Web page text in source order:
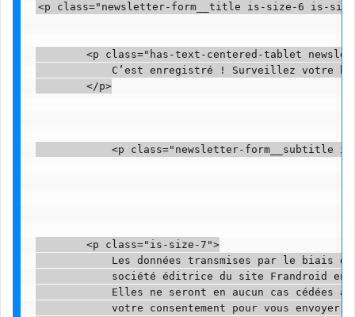
<p class="newsletter-form__title is-size-6 is-size-
<p class="has-text-centered-tablet
C’est enregistré ! Surveillez votre
        </p>
<p class="newsletter-form__subtitle
        <p class="is-size-7">
Les données transmises par le biais
société éditrice du site Frandroid en
Elles ne seront en aucun cas cédées
votre consentement pour vous envoyer